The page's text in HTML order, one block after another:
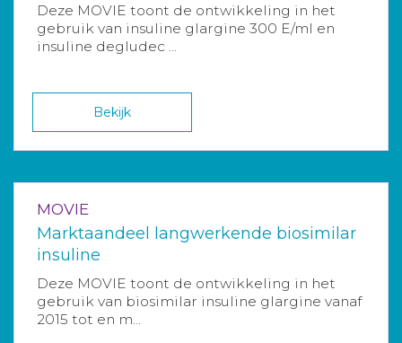
Deze MOVIE toont de ontwikkeling in het
gebruik van insuline glargine 300 E/ml en
insuline degludec ...
Bekijk
MOVIE
Marktaandeel langwerkende biosimilar
insuline
Deze MOVIE toont de ontwikkeling in het
gebruik van biosimilar insuline glargine vanaf
2015 tot en m...